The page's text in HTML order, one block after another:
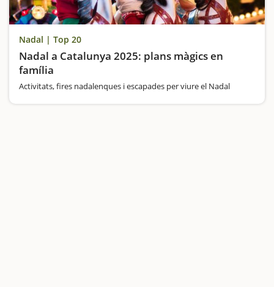
Nadal | Top 20
Nadal a Catalunya 2025: plans màgics en
família
Activitats, fires nadalenques i escapades per viure el Nadal